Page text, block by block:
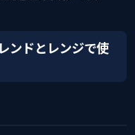
ンドとレンジで使